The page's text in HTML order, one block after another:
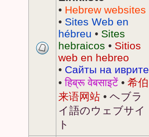
• Hebrew websites
• Sites Web en
hébreu • Sites
hebraicos • Sitios
web en hebreo
• Сайты на иврите
•हिब्रू वेबसाइटें• 希伯
来语网站 • ヘブラ
イ語のウェブサイ
ト